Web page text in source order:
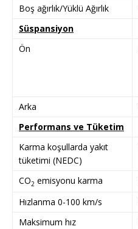
Boş ağırlık/Yüklü Ağırlık
Süspansiyon
Ön
Arka
Performans ve Tüketim
Karma koşullarda yakıt
tüketimi (NEDC)
CO2 emisyonu karma
Hızlanma 0-100 km/s
Maksimum hız